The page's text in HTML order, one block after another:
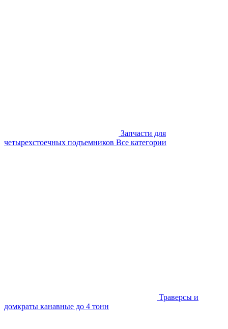
Запчасти для
четырехстоечных подъемников Все категории
Траверсы и
домкраты канавные до 4 тонн